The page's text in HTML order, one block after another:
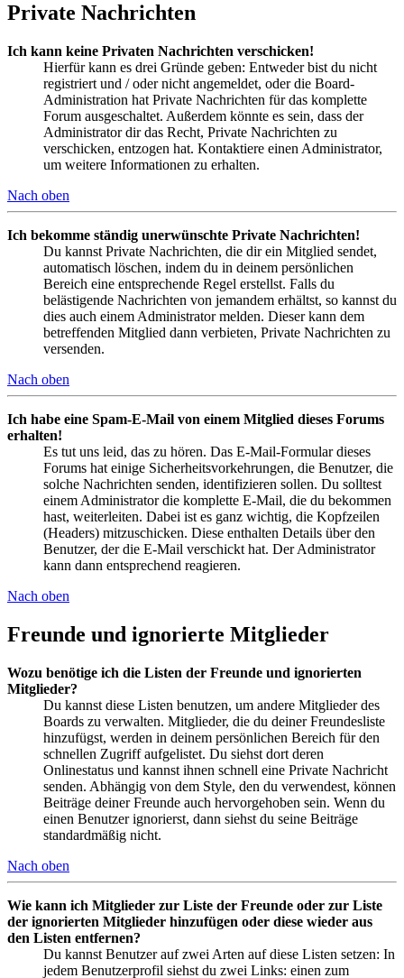
Private Nachrichten
Ich kann keine Privaten Nachrichten verschicken!
Hierfür kann es drei Gründe geben: Entweder bist du nicht
registriert und / oder nicht angemeldet, oder die Board-
Administration hat Private Nachrichten für das komplette
Forum ausgeschaltet. Außerdem könnte es sein, dass der
Administrator dir das Recht, Private Nachrichten zu
verschicken, entzogen hat. Kontaktiere einen Administrator,
um weitere Informationen zu erhalten.
Nach oben
Ich bekomme ständig unerwünschte Private Nachrichten!
Du kannst Private Nachrichten, die dir ein Mitglied sendet,
automatisch löschen, indem du in deinem persönlichen
Bereich eine entsprechende Regel erstellst. Falls du
belästigende Nachrichten von jemandem erhältst, so kannst du
dies auch einem Administrator melden. Dieser kann dem
betreffenden Mitglied dann verbieten, Private Nachrichten zu
versenden.
Nach oben
Ich habe eine Spam-E-Mail von einem Mitglied dieses Forums
erhalten!
Es tut uns leid, das zu hören. Das E-Mail-Formular dieses
Forums hat einige Sicherheitsvorkehrungen, die Benutzer, die
solche Nachrichten senden, identifizieren sollen. Du solltest
einem Administrator die komplette E-Mail, die du bekommen
hast, weiterleiten. Dabei ist es ganz wichtig, die Kopfzeilen
(Headers) mitzuschicken. Diese enthalten Details über den
Benutzer, der die E-Mail verschickt hat. Der Administrator
kann dann entsprechend reagieren.
Nach oben
Freunde und ignorierte Mitglieder
Wozu benötige ich die Listen der Freunde und ignorierten
Mitglieder?
Du kannst diese Listen benutzen, um andere Mitglieder des
Boards zu verwalten. Mitglieder, die du deiner Freundesliste
hinzufügst, werden in deinem persönlichen Bereich für den
schnellen Zugriff aufgelistet. Du siehst dort deren
Onlinestatus und kannst ihnen schnell eine Private Nachricht
senden. Abhängig von dem Style, den du verwendest, können
Beiträge deiner Freunde auch hervorgehoben sein. Wenn du
einen Benutzer ignorierst, dann siehst du seine Beiträge
standardmäßig nicht.
Nach oben
Wie kann ich Mitglieder zur Liste der Freunde oder zur Liste
der ignorierten Mitglieder hinzufügen oder diese wieder aus
den Listen entfernen?
Du kannst Benutzer auf zwei Arten auf diese Listen setzen: In
jedem Benutzerprofil siehst du zwei Links: einen zum